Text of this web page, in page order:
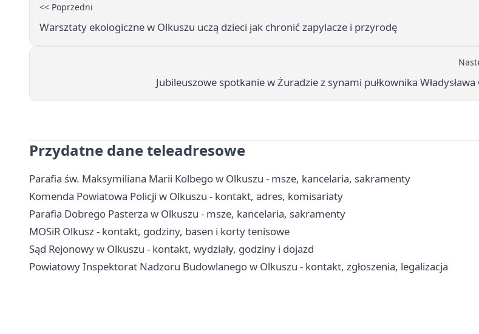
<< Poprzedni
Warsztaty ekologiczne w Olkuszu uczą dzieci jak chronić zapylacze i przyrodę
Jubileuszowe spotkanie w Żuradzie z synami pułkownika Władysława
Przydatne dane teleadresowe
Parafia św. Maksymiliana Marii Kolbego w Olkuszu - msze, kancelaria, sakramenty
Komenda Powiatowa Policji w Olkuszu - kontakt, adres, komisariaty
Parafia Dobrego Pasterza w Olkuszu - msze, kancelaria, sakramenty
MOSiR Olkusz - kontakt, godziny, basen i korty tenisowe
Sąd Rejonowy w Olkuszu - kontakt, wydziały, godziny i dojazd
Powiatowy Inspektorat Nadzoru Budowlanego w Olkuszu - kontakt, zgłoszenia, legalizacja